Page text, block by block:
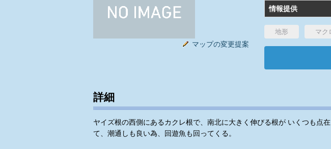
マップの変更提案
情報提供
地形 マク
詳細
ヤイズ根の西側にあるカクレ根で、南北に大きく伸びる根が いくつも点
て、潮通しも良い為、回遊魚も回ってくる。